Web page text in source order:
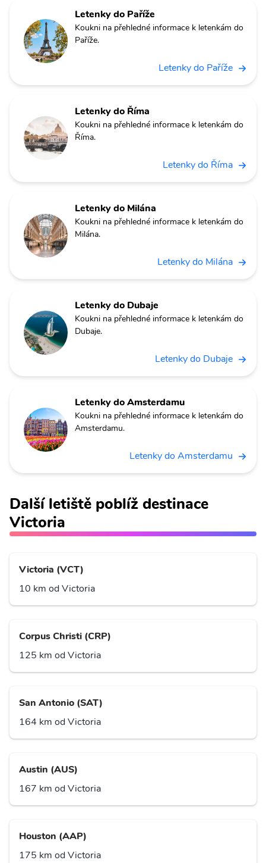
Letenky do Paříže
Koukni na přehledné informace k letenkám do
Paříže.
Letenky do Paříže
Letenky do Říma
Koukni na přehledné informace k letenkám do
Říma.
Letenky do Říma
Letenky do Milána
Koukni na přehledné informace k letenkám do
Milána.
Letenky do Milána
Letenky do Dubaje
Koukni na přehledné informace k letenkám do
Dubaje.
Letenky do Dubaje
Letenky do Amsterdamu
Koukni na přehledné informace k letenkám do
Amsterdamu.
Letenky do Amsterdamu
Další letiště poblíž destinace
Victoria
Victoria (VCT)
10 km od Victoria
Corpus Christi (CRP)
125 km od Victoria
San Antonio (SAT)
164 km od Victoria
Austin (AUS)
167 km od Victoria
Houston (AAP)
175 km od Victoria